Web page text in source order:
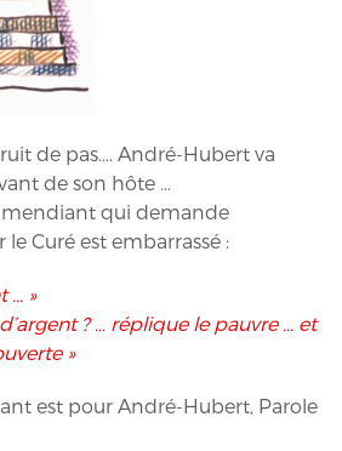
de pas…. André-Hubert va
de son hôte …
mendiant qui demande
Curé est embarrassé :
... »
? … réplique le pauvre … et
»
est pour André-Hubert, Parole